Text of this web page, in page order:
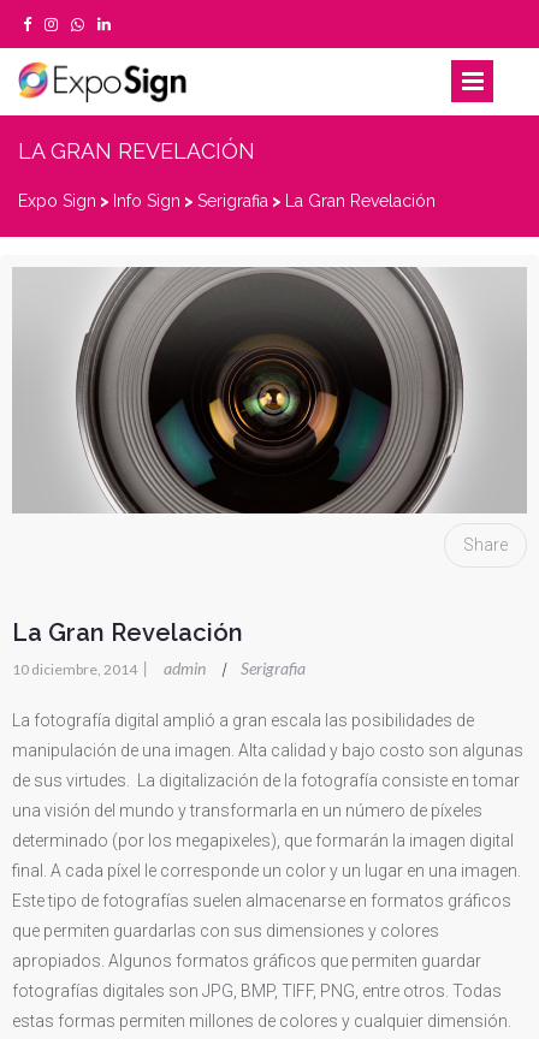
LA GRAN REVELACIÓN
Expo Sign > Info Sign > Serigrafia > La Gran Revelación
Share
La Gran Revelación
10 diciembre, 2014 | admin | Serigrafia
La fotografía digital amplió a gran escala las posibilidades de
manipulación de una imagen. Alta calidad y bajo costo son algunas
de sus virtudes. La digitalización de la fotografía consiste en tomar
una visión del mundo y transformarla en un número de píxeles
determinado (por los megapixeles), que formarán la imagen digital
final. A cada píxel le corresponde un color y un lugar en una imagen.
Este tipo de fotografías suelen almacenarse en formatos gráficos
que permiten guardarlas con sus dimensiones y colores
apropiados. Algunos formatos gráficos que permiten guardar
fotografías digitales son JPG, BMP, TIFF, PNG, entre otros. Todas
estas formas permiten millones de colores y cualquier dimensión.